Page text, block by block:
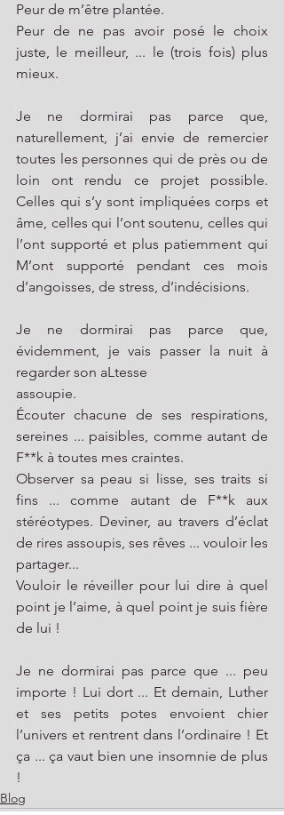
Peur de m’être plantée.
Peur de ne pas avoir posé le choix
juste, le meilleur, ... le (trois fois) plus
mieux.
Je ne dormirai pas parce que,
naturellement, j’ai envie de remercier
toutes les personnes qui de près ou de
loin ont rendu ce projet possible.
Celles qui s’y sont impliquées corps et
âme, celles qui l’ont soutenu, celles qui
l’ont supporté et plus patiemment qui
M’ont supporté pendant ces mois
d’angoisses, de stress, d’indécisions.
Je ne dormirai pas parce que,
évidemment, je vais passer la nuit à
regarder son aLtesse
assoupie.
Écouter chacune de ses respirations,
sereines ... paisibles, comme autant de
F**k à toutes mes craintes.
Observer sa peau si lisse, ses traits si
fins ... comme autant de F**k aux
stéréotypes. Deviner, au travers d’éclat
de rires assoupis, ses rêves ... vouloir les
partager...
Vouloir le réveiller pour lui dire à quel
point je l’aime, à quel point je suis fière
de lui !
Je ne dormirai pas parce que ... peu
importe ! Lui dort ... Et demain, Luther
et ses petits potes envoient chier
l’univers et rentrent dans l’ordinaire ! Et
ça ... ça vaut bien une insomnie de plus
!
Blog